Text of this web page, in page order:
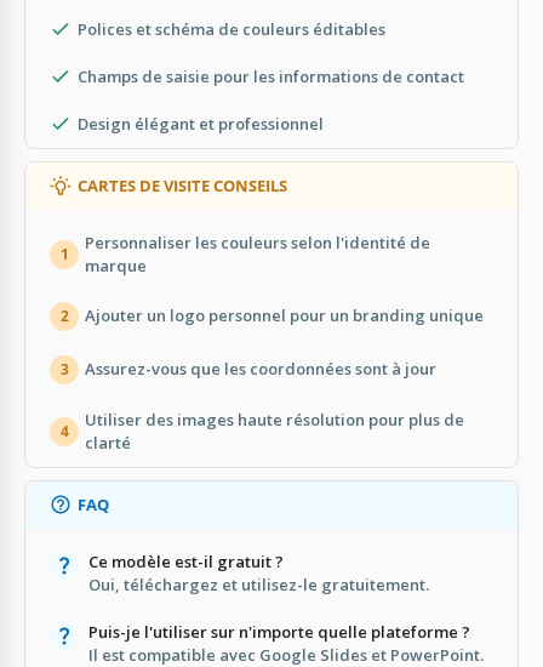
Polices et schéma de couleurs éditables
Champs de saisie pour les informations de contact
Design élégant et professionnel
CARTES DE VISITE CONSEILS
1
Personnaliser les couleurs selon l'identité de
marque
2 Ajouter un logo personnel pour un branding unique
3 Assurez-vous que les coordonnées sont à jour
4
Utiliser des images haute résolution pour plus de
clarté
FAQ
Ce modèle est-il gratuit ?
Oui, téléchargez et utilisez-le gratuitement.
Puis-je l'utiliser sur n'importe quelle plateforme ?
Il est compatible avec Google Slides et PowerPoint.